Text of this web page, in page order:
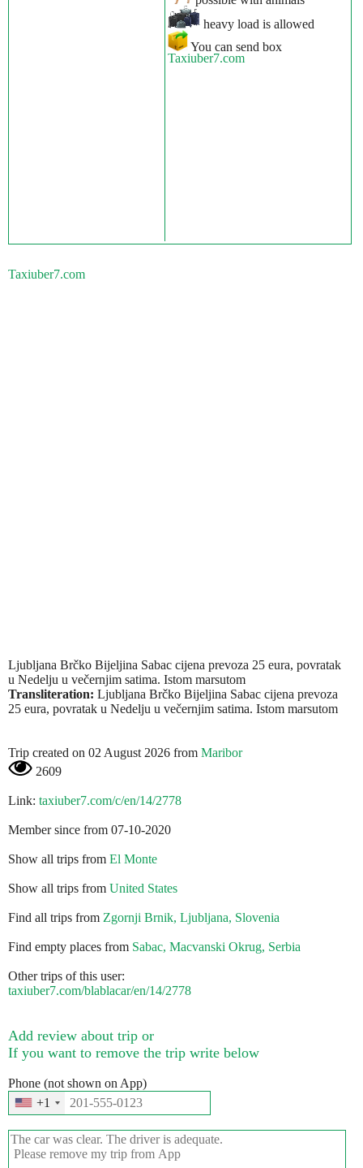
heavy load is allowed
You can send box
Taxiuber7.com
Taxiuber7.com
Ljubljana Brčko Bijeljina Sabac cijena prevoza 25 eura, povratak
u Nedelju u večernjim satima. Istom marsutom
Transliteration: Ljubljana Brčko Bijeljina Sabac cijena prevoza
25 eura, povratak u Nedelju u večernjim satima. Istom marsutom
Trip created on 02 August 2026 from Maribor
2609
Link: taxiuber7.com/c/en/14/2778
Member since from 07-10-2020
Show all trips from El Monte
Show all trips from United States
Find all trips from Zgornji Brnik, Ljubljana, Slovenia
Find empty places from Sabac, Macvanski Okrug, Serbia
Other trips of this user:
taxiuber7.com/blablacar/en/14/2778
Add review about trip or
If you want to remove the trip write below
Phone (not shown on App)
+1